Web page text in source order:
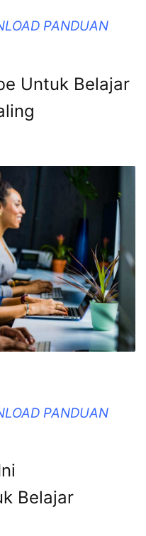
PANDUAN
Untuk Belajar
PANDUAN
Belajar